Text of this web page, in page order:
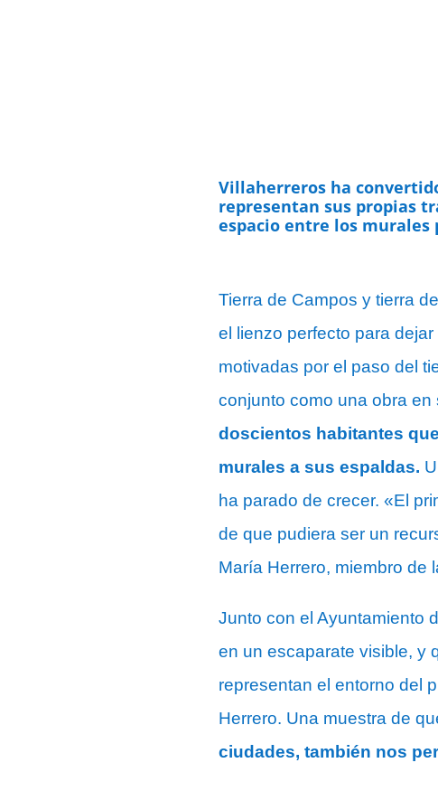
Villaherreros ha
representan sus propias
espacio entre los murales
Tierra de Campos y tierra
el lienzo perfecto para
motivadas por el paso del
conjunto como una obra en
doscientos habitantes
murales a sus espaldas.
ha parado de crecer. «El
de que pudiera ser un
María Herrero, miembro de
Junto con el Ayuntamiento
en un escaparate visible, y
representan el entorno del
Herrero. Una muestra de
ciudades, también nos